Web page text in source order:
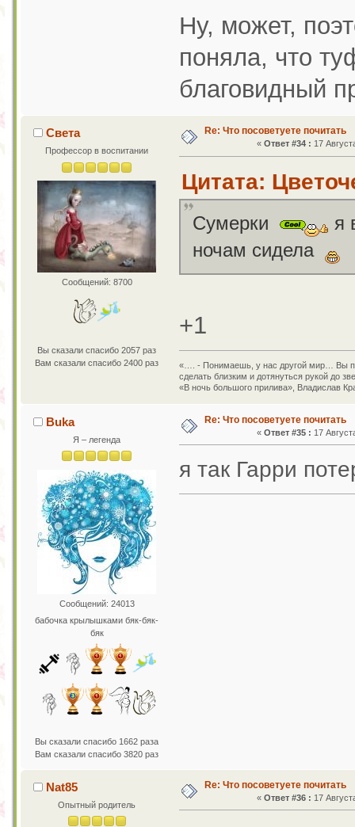
Ну, может,
поняла, что
благовидный
Света
Профессор в воспитании
Сообщений: 8700
Вы сказали спасибо 2057 раз
Вам сказали спасибо 2400 раз
Re: Что посоветуете почитать
« Ответ #34 : 17
Цитата:
Сумерки
я
ночам сидела
+1
«…. - Понимаешь, у нас другой мир… Вы
сделать близким и дотянуться рукой до
«В ночь большого прилива», Владислав
Buka
Я – легенда
Сообщений: 24013
бабочка крылышками бяк-бяк-
бяк
Вы сказали спасибо 1662 раза
Вам сказали спасибо 3820 раз
Re: Что посоветуете почитать
« Ответ #35 : 17
я так Гарри
Nat85
Опытный родитель
Re: Что посоветуете почитать
« Ответ #36 : 17